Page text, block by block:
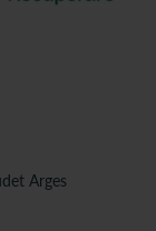
Arges